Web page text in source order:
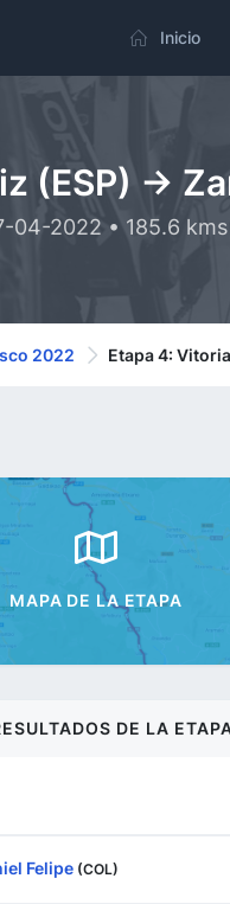
Inicio
(ESP) ->
04-2022 • 185.6 kms
2022 Etapa 4:
MAPA DE LA ETAPA
DE LA
Felipe (COL)